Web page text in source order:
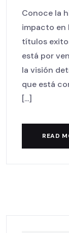
Conoce la
impacto en
títulos
está por
la visión
que está
[...]
READ